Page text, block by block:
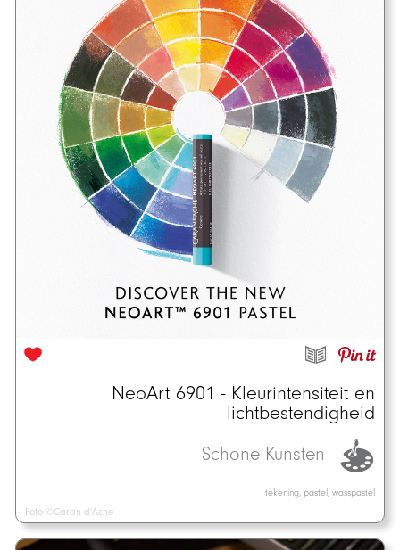
NeoArt 6901 - Kleurintensiteit en
lichtbestendigheid
Schone Kunsten
tekening, pastel, wasspastel
Foto ©Caran d'Ache